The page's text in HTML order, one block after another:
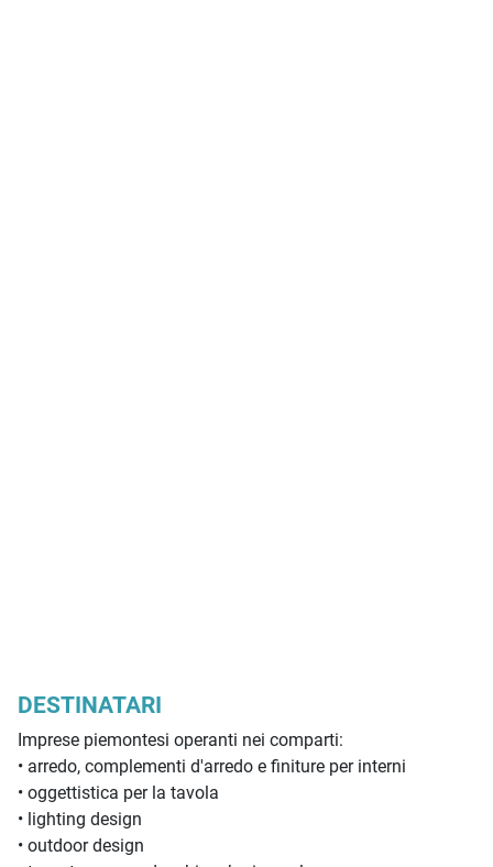
DESTINATARI
Imprese piemontesi operanti nei comparti:
• arredo, complementi d'arredo e finiture per interni
• oggettistica per la tavola
• lighting design
• outdoor design